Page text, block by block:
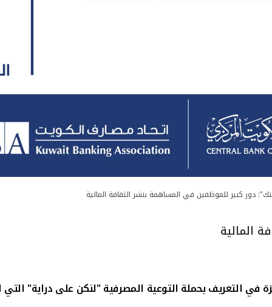
دور كبير للموظفين في المساهمة بنشر الثقافة المالية
المالية
التعريف بحملة التوعية المصرفية "لنكن على دراية" التي